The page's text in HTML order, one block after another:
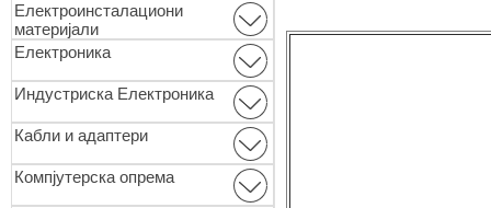
Електроинсталациони
материјали
Електроника
Индустриска Електроника
Кабли и адаптери
Компјутерска опрема